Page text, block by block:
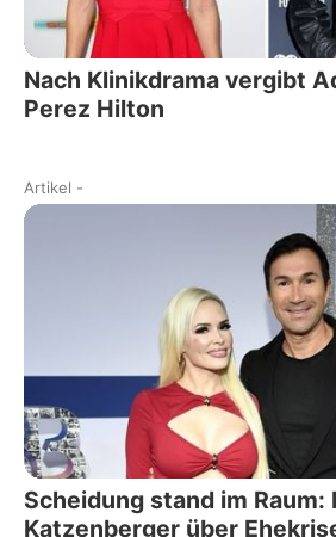
Nach Klinikdrama vergibt
Perez Hilton
Artikel -
Scheidung stand im Raum:
Katzenberger über